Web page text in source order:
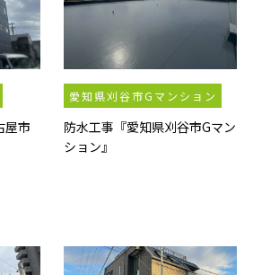
市
愛知県刈谷市Gマンション
防水工事『愛知県刈谷市Gマン
ション』